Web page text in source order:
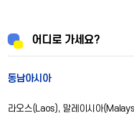
어디로 가세요?
동남아시아
라오스(Laos), 말레이시아